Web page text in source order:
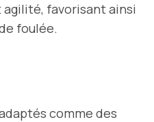
favorisant ainsi
foulée.
comme des